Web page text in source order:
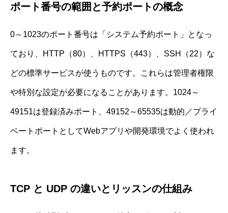
ポート番号の範囲と予約ポートの概念
0～1023のポート番号は「システム予約ポート」となっ
ており、HTTP（80）、HTTPS（443）、SSH（22）な
どの標準サービスが使うものです。これらは管理者権限
や特別な設定が必要になることがあります。1024～
49151は登録済みポート、49152～65535は動的／プライ
ベートポートとしてWebアプリや開発環境でよく使われ
ます。
TCP と UDP の違いとリッスンの仕組み